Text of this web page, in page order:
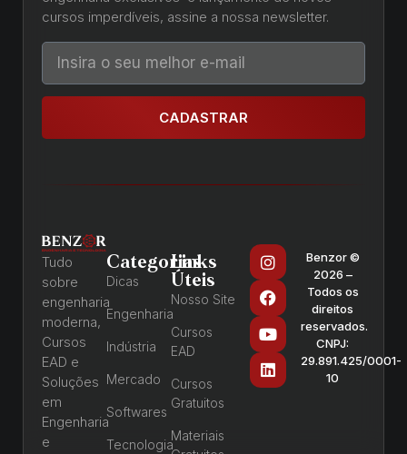
cursos imperdíveis, assine a nossa newsletter.
CADASTRAR
Tudo
sobre
engenharia
moderna,
Cursos
EAD e
Soluções
em
Engenharia
e
Categorias
Dicas
Engenharia
Indústria
Mercado
Softwares
Tecnologia
Links
Úteis
Nosso Site
Cursos
EAD
Cursos
Gratuitos
Materiais
Benzor ©
2026 –
Todos os
direitos
reservados.
CNPJ:
29.891.425/0001-
10